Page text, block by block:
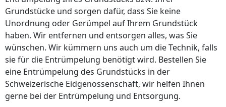
Grundstücke und sorgen dafür, dass Sie keine
Unordnung oder Gerümpel auf Ihrem Grundstück
haben. Wir entfernen und entsorgen alles, was Sie
wünschen. Wir kümmern uns auch um die Technik, falls
sie für die Entrümpelung benötigt wird. Bestellen Sie
eine Entrümpelung des Grundstücks in der
Schweizerische Eidgenossenschaft, wir helfen Ihnen
gerne bei der Entrümpelung und Entsorgung.